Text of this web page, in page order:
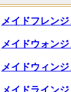
メイドフレンジ
メイドウォンジ
メイドウィンジ
メイドラインジ